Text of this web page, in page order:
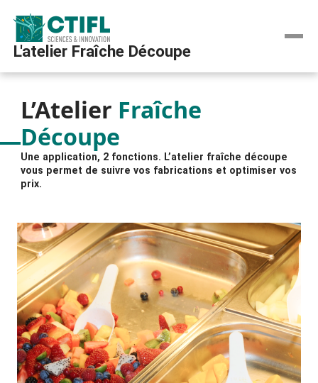
L'atelier Fraîche Découpe
L’Atelier Fraîche
Découpe
Une application, 2 fonctions. L’atelier fraîche découpe
vous permet de suivre vos fabrications et optimiser vos
prix.